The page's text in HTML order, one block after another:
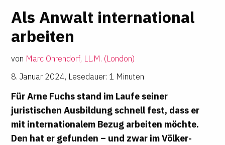
Als Anwalt inter­na­tional
arbeiten
von Marc Ohrendorf, LL.M. (London)
8. Januar 2024, Lesedauer: 1 Minuten
Für Arne Fuchs stand im Laufe seiner
juristischen Ausbildung schnell fest, dass er
mit internationalem Bezug arbeiten möchte.
Den hat er gefunden – und zwar im Völker-